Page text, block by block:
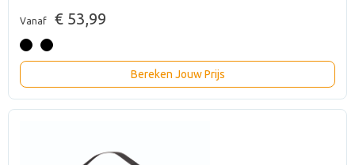
Vanaf € 53,99
Bereken Jouw Prijs